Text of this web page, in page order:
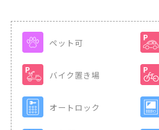
ペット可
バイク置き場
オートロック